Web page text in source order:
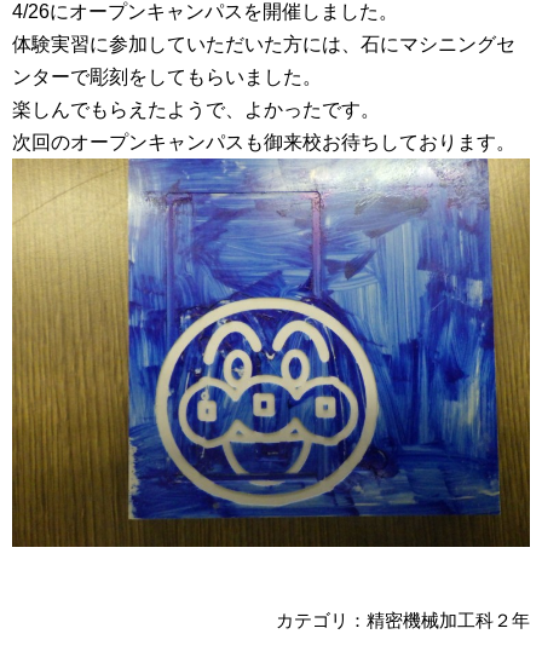
4/26にオープンキャンパスを開催しました。
体験実習に参加していただいた方には、石にマシニングセ
ンターで彫刻をしてもらいました。
楽しんでもらえたようで、よかったです。
次回のオープンキャンパスも御来校お待ちしております。
カテゴリ：精密機械加工科２年